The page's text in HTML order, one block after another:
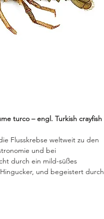
turco – engl. Turkish crayfish
Flusskrebse weltweit zu den
und bei
durch ein mild-süßes
und begeistert durch